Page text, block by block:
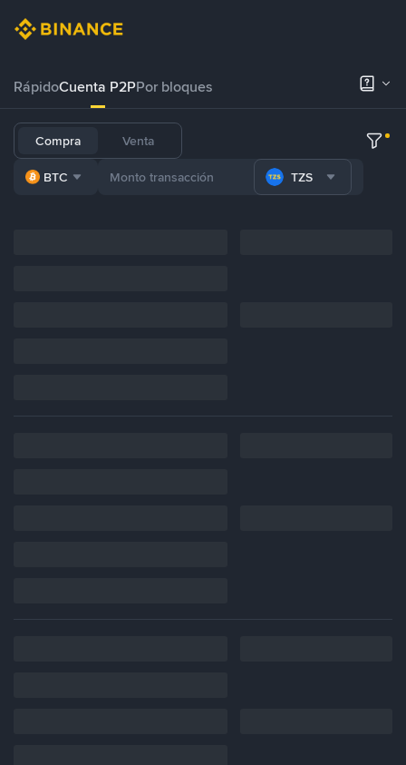
RápidoCuenta P2PPor bloques
Compra Venta
BTC TZS